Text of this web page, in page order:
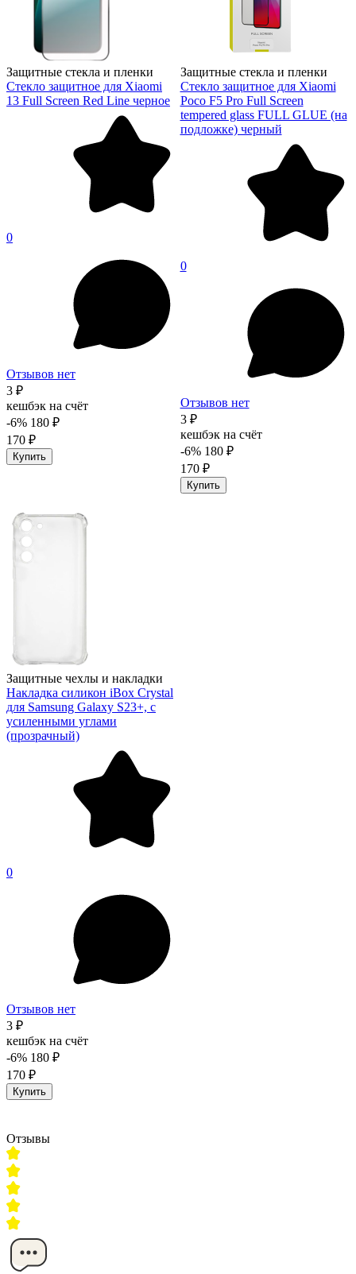
Защитные стекла и пленки
Стекло защитное для Xiaomi
13 Full Screen Red Line черное
0
Отзывов нет
3 ₽
кешбэк на счёт
-6% 180 ₽
170 ₽
Купить
Защитные стекла и пленки
Стекло защитное для Xiaomi
Poco F5 Pro Full Screen
tempered glass FULL GLUE (на
подложке) черный
0
Отзывов нет
3 ₽
кешбэк на счёт
-6% 180 ₽
170 ₽
Купить
Защитные чехлы и накладки
Накладка силикон iBox Crystal
для Samsung Galaxy S23+, с
усиленными углами
(прозрачный)
0
Отзывов нет
3 ₽
кешбэк на счёт
-6% 180 ₽
170 ₽
Купить
Отзывы